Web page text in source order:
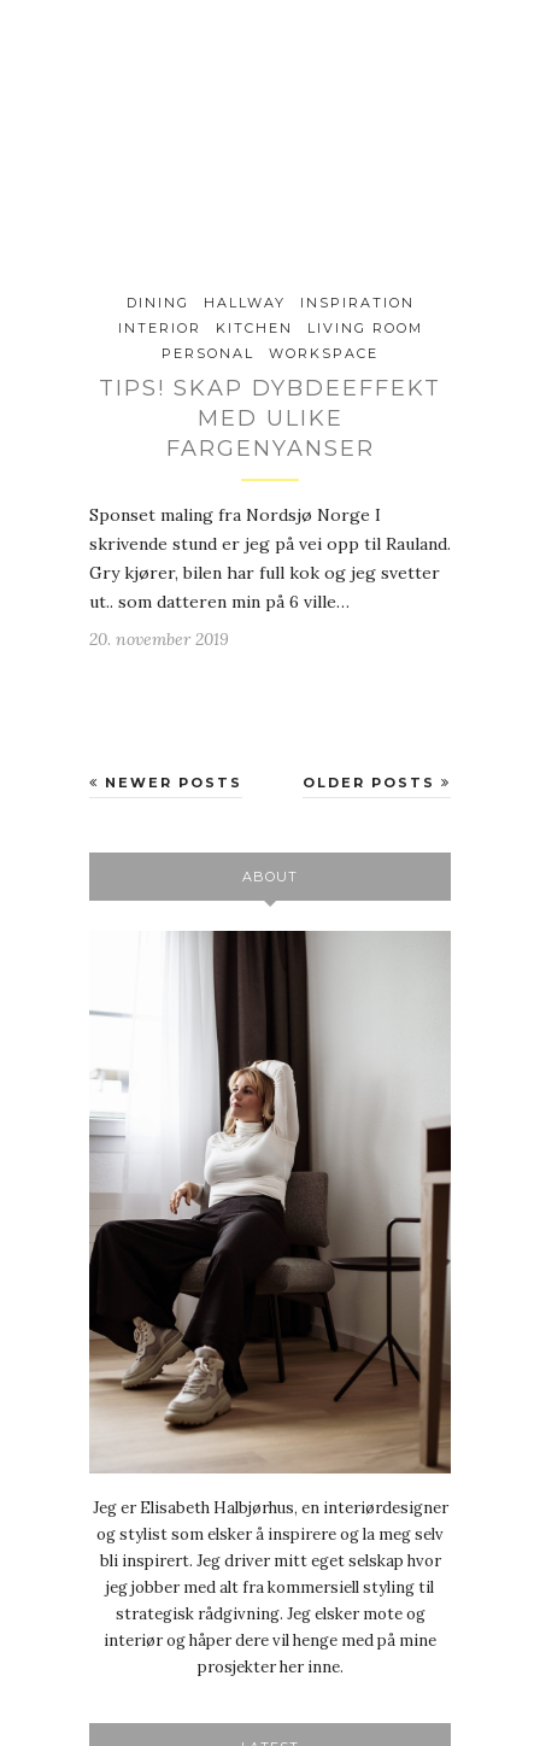
DINING HALLWAY
INSPIRATION
INTERIOR
KITCHEN
LIVING ROOM
PERSONAL
WORKSPACE
TIPS! SKAP DYBDEEFFEKT
MED ULIKE
FARGENYANSER
Sponset maling fra Nordsjø Norge I
skrivende stund er jeg på vei opp til Rauland.
Gry kjører, bilen har full kok og jeg svetter
ut.. som datteren min på 6 ville…
20. november 2019
OLDER POSTS
NEWER POSTS
ABOUT
Jeg er Elisabeth Halbjørhus, en interiørdesigner
og stylist som elsker å inspirere og la meg selv
bli inspirert. Jeg driver mitt eget selskap hvor
jeg jobber med alt fra kommersiell styling til
strategisk rådgivning. Jeg elsker mote og
interiør og håper dere vil henge med på mine
prosjekter her inne.